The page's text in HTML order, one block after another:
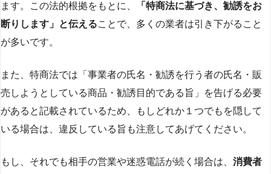
ます。この法的根拠をもとに、
「特商法に基づき、勧誘をお
断りします」と伝えることで、多くの業者は引き下がること
が多いです​​。
また、特商法では「事業者の氏名・勧誘を行う者の氏名・販
売しようとしている商品・勧誘目的である旨」を告げる必要
があると記載されているため、もしどれか１つでもを隠して
いる場合は、違反している旨も注意してあげてください。
もし、それでも相手の営業や迷惑電話が続く場合は、 消費者